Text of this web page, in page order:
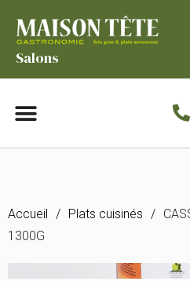
Salons
Accueil / Plats cuisinés /
1300G